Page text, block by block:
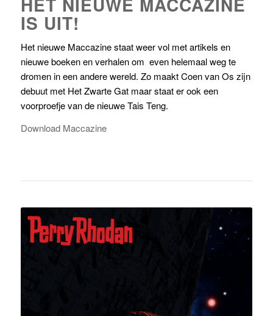
HET NIEUWE MACCAZINE
IS UIT!
Het nieuwe Maccazine staat weer vol met artikels en
nieuwe boeken en verhalen om even helemaal weg te
dromen in een andere wereld. Zo maakt Coen van Os zijn
debuut met Het Zwarte Gat maar staat er ook een
voorproefje van de nieuwe Tais Teng.